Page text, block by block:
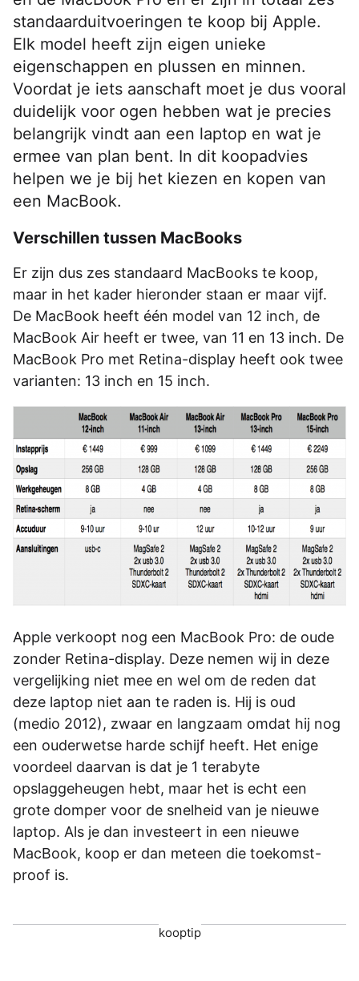
standaarduitvoeringen te koop bij Apple.
Elk model heeft zijn eigen unieke
eigenschappen en plussen en minnen.
Voordat je iets aanschaft moet je dus vooral
duidelijk voor ogen hebben wat je precies
belangrijk vindt aan een laptop en wat je
ermee van plan bent. In dit koopadvies
helpen we je bij het kiezen en kopen van
een MacBook.
Verschillen tussen MacBooks
Er zijn dus zes standaard MacBooks te koop,
maar in het kader hieronder staan er maar vijf.
De MacBook heeft één model van 12 inch, de
MacBook Air heeft er twee, van 11 en 13 inch. De
MacBook Pro met Retina-display heeft ook twee
varianten: 13 inch en 15 inch.
Apple verkoopt nog een MacBook Pro: de oude
zonder Retina-display. Deze nemen wij in deze
vergelijking niet mee en wel om de reden dat
deze laptop niet aan te raden is. Hij is oud
(medio 2012), zwaar en langzaam omdat hij nog
een ouderwetse harde schijf heeft. Het enige
voordeel daarvan is dat je 1 terabyte
opslaggeheugen hebt, maar het is echt een
grote domper voor de snelheid van je nieuwe
laptop. Als je dan investeert in een nieuwe
MacBook, koop er dan meteen die toekomst-
proof is.
kooptip